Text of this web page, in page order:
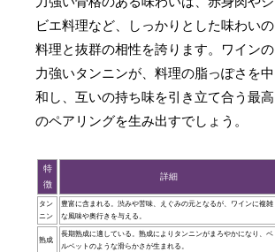
ビエ料理など、しっかりとした味わいの
料理と抜群の相性を誇ります。ワインの
力強いタンニンが、料理の脂っぽさを中
和し、互いの持ち味を引き立て合う最高
のペアリングを生み出すでしょう。
特
徴
詳細
タン
ニン
豊富に含まれる。渋みや苦味、えぐみの元となるが、ワインに複雑
な風味や奥行きを与える。
熟成
長期熟成に適している。熟成によりタンニンがまろやかになり、ベ
ルベットのような滑らかさが生まれる。